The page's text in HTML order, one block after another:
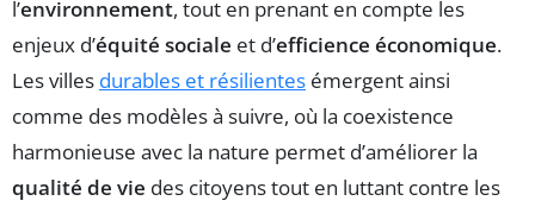
l’environnement, tout en prenant en compte les
enjeux d’équité sociale et d’efficience économique.
Les villes durables et résilientes émergent ainsi
comme des modèles à suivre, où la coexistence
harmonieuse avec la nature permet d’améliorer la
qualité de vie des citoyens tout en luttant contre les